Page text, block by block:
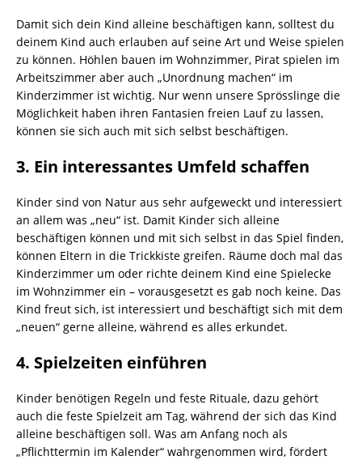
Damit sich dein Kind alleine beschäftigen kann, solltest du
deinem Kind auch erlauben auf seine Art und Weise spielen
zu können. Höhlen bauen im Wohnzimmer, Pirat spielen im
Arbeitszimmer aber auch „Unordnung machen“ im
Kinderzimmer ist wichtig. Nur wenn unsere Sprösslinge die
Möglichkeit haben ihren Fantasien freien Lauf zu lassen,
können sie sich auch mit sich selbst beschäftigen.
3. Ein interessantes Umfeld schaffen
Kinder sind von Natur aus sehr aufgeweckt und interessiert
an allem was „neu“ ist. Damit Kinder sich alleine
beschäftigen können und mit sich selbst in das Spiel finden,
können Eltern in die Trickkiste greifen. Räume doch mal das
Kinderzimmer um oder richte deinem Kind eine Spielecke
im Wohnzimmer ein – vorausgesetzt es gab noch keine. Das
Kind freut sich, ist interessiert und beschäftigt sich mit dem
„neuen“ gerne alleine, während es alles erkundet.
4. Spielzeiten einführen
Kinder benötigen Regeln und feste Rituale, dazu gehört
auch die feste Spielzeit am Tag, während der sich das Kind
alleine beschäftigen soll. Was am Anfang noch als
„Pflichttermin im Kalender“ wahrgenommen wird, fördert